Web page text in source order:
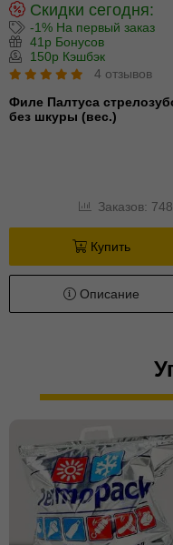
Скидки сегодня:
-1% На первый заказ
41р Бонусов
150р Кэшбэк
4 отзывов
Филе Палтуса
без шкуры (вес.)
Заказов:
Купить
Описание